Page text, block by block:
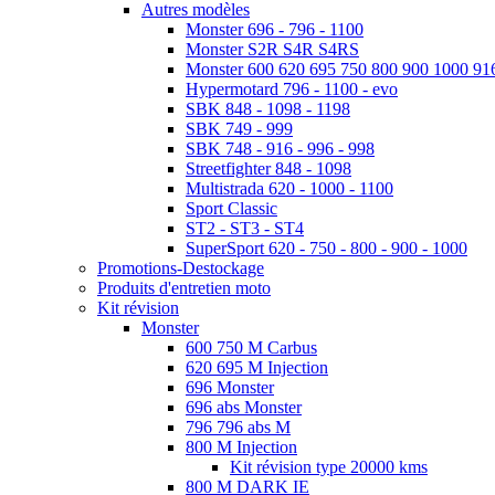
Autres modèles
Monster 696 - 796 - 1100
Monster S2R S4R S4RS
Monster 600 620 695 750 800 900 1000
Hypermotard 796 - 1100 - evo
SBK 848 - 1098 - 1198
SBK 749 - 999
SBK 748 - 916 - 996 - 998
Streetfighter 848 - 1098
Multistrada 620 - 1000 - 1100
Sport Classic
ST2 - ST3 - ST4
SuperSport 620 - 750 - 800 - 900 - 1000
Promotions-Destockage
Produits d'entretien moto
Kit révision
Monster
600 750 M Carbus
620 695 M Injection
696 Monster
696 abs Monster
796 796 abs M
800 M Injection
Kit révision type 20000 kms
800 M DARK IE